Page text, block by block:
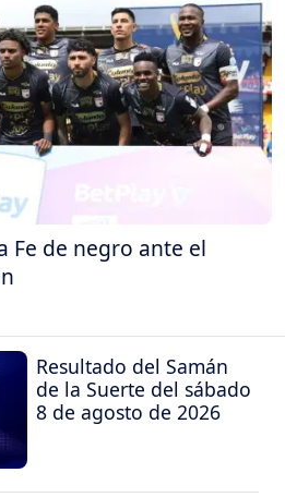
Fe de negro ante el
Resultado del Samán
de la Suerte del sábado
8 de agosto de 2026